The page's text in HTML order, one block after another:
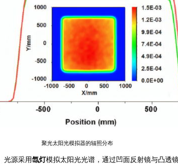
聚光太阳光模拟器的辐照分布
光源采用氙灯模拟太阳光光谱，通过凹面反射镜与凸透